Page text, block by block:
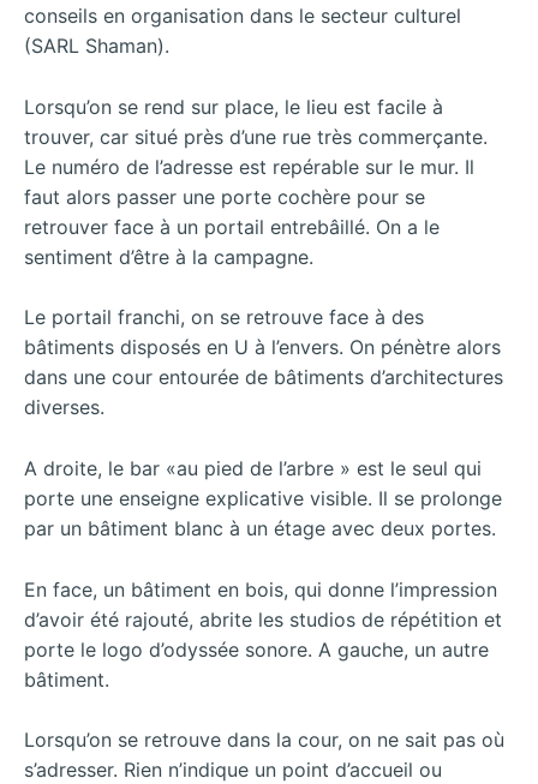
conseils en organisation dans le secteur culturel
(SARL Shaman).
Lorsqu’on se rend sur place, le lieu est facile à
trouver, car situé près d’une rue très commerçante.
Le numéro de l’adresse est repérable sur le mur. Il
faut alors passer une porte cochère pour se
retrouver face à un portail entrebâillé. On a le
sentiment d’être à la campagne.
Le portail franchi, on se retrouve face à des
bâtiments disposés en U à l’envers. On pénètre alors
dans une cour entourée de bâtiments d’architectures
diverses.
A droite, le bar «au pied de l’arbre » est le seul qui
porte une enseigne explicative visible. Il se prolonge
par un bâtiment blanc à un étage avec deux portes.
En face, un bâtiment en bois, qui donne l’impression
d’avoir été rajouté, abrite les studios de répétition et
porte le logo d’odyssée sonore. A gauche, un autre
bâtiment.
Lorsqu’on se retrouve dans la cour, on ne sait pas où
s’adresser. Rien n’indique un point d’accueil ou